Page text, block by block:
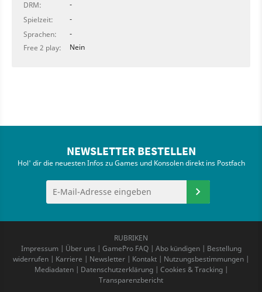
DRM:
-
Spielzeit:
-
Sprachen:
-
Free 2 play:
Nein
NEWSLETTER BESTELLEN
Hol' dir die neuesten Infos zu Games und Konsolen direkt ins Postfach
RUBRIKEN
Impressum| Über uns | GamePro FAQ| Abo kündigen| Bestellung
widerrufen | Karriere | Newsletter | Kontakt | Nutzungsbestimmungen |
Mediadaten| Datenschutzerklärung| Cookies & Tracking|
Transparenzbericht